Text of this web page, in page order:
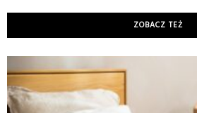
ZOBACZ TEŻ